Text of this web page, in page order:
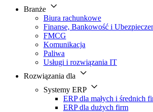
Branże
Biura rachunkowe
Finanse, Bankowość i
FMCG
Komunikacja
Paliwa
Usługi i rozwiązania IT
Rozwiązania dla
Systemy ERP
ERP dla małych i średnich
ERP dla dużych firm